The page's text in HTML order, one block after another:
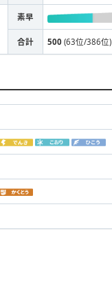
素早
合計 500 (63位/386位)